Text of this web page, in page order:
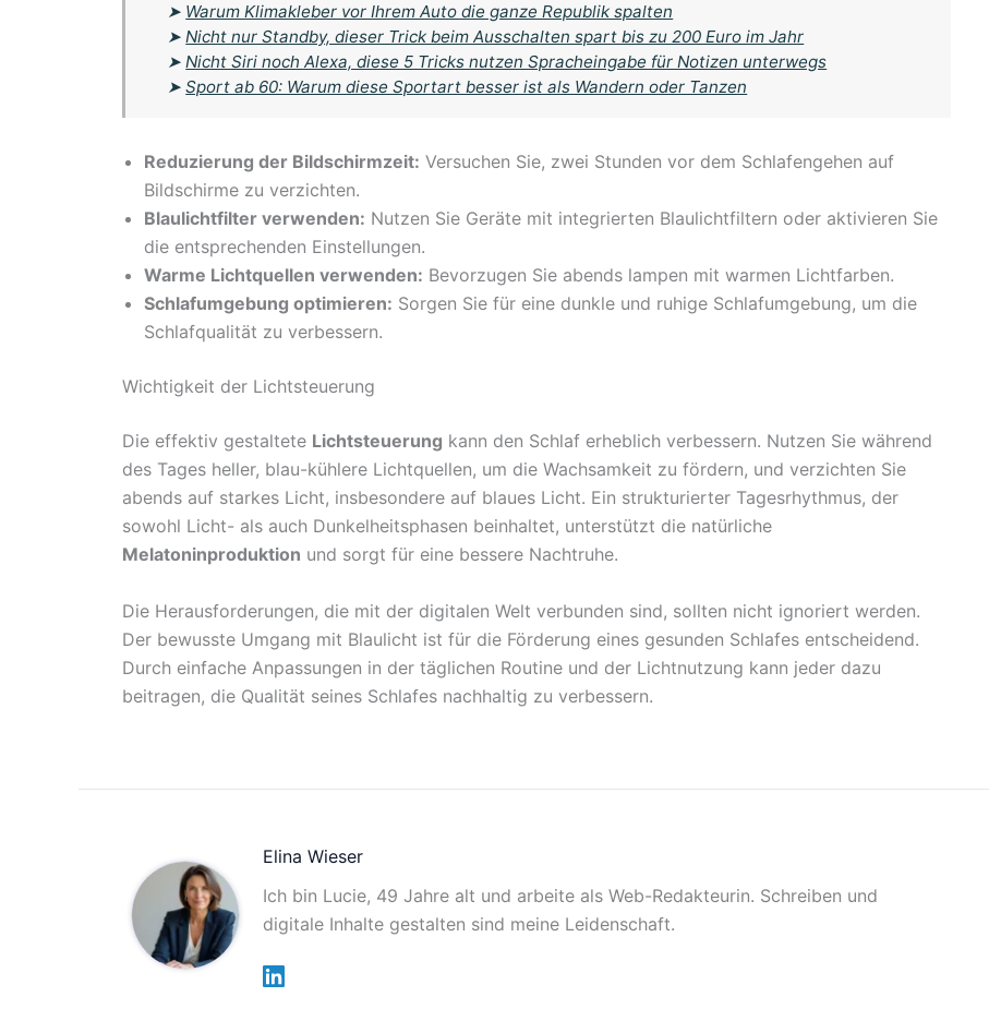
➤ Warum Klimakleber vor Ihrem Auto die ganze Republik spalten
➤Nicht nur Standby, dieser Trick beim Ausschalten spart bis zu 200 Euro im Jahr
➤Nicht Siri noch Alexa, diese 5 Tricks nutzen Spracheingabe für Notizen unterwegs
➤Sport ab 60: Warum diese Sportart besser ist als Wandern oder Tanzen
Reduzierung der Bildschirmzeit: Versuchen Sie, zwei Stunden vor dem Schlafengehen auf
Bildschirme zu verzichten.
Blaulichtfilter verwenden: Nutzen Sie Geräte mit integrierten Blaulichtfiltern oder aktivieren Sie
die entsprechenden Einstellungen.
Warme Lichtquellen verwenden: Bevorzugen Sie abends lampen mit warmen Lichtfarben.
Schlafumgebung optimieren: Sorgen Sie für eine dunkle und ruhige Schlafumgebung, um die
Schlafqualität zu verbessern.
Wichtigkeit der Lichtsteuerung
Die effektiv gestaltete Lichtsteuerung kann den Schlaf erheblich verbessern. Nutzen Sie während
des Tages heller, blau-kühlere Lichtquellen, um die Wachsamkeit zu fördern, und verzichten Sie
abends auf starkes Licht, insbesondere auf blaues Licht. Ein strukturierter Tagesrhythmus, der
sowohl Licht- als auch Dunkelheitsphasen beinhaltet, unterstützt die natürliche
Melatoninproduktion und sorgt für eine bessere Nachtruhe.
Die Herausforderungen, die mit der digitalen Welt verbunden sind, sollten nicht ignoriert werden.
Der bewusste Umgang mit Blaulicht ist für die Förderung eines gesunden Schlafes entscheidend.
Durch einfache Anpassungen in der täglichen Routine und der Lichtnutzung kann jeder dazu
beitragen, die Qualität seines Schlafes nachhaltig zu verbessern.
Elina Wieser
Ich bin Lucie, 49 Jahre alt und arbeite als Web-Redakteurin. Schreiben und
digitale Inhalte gestalten sind meine Leidenschaft.